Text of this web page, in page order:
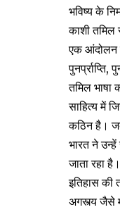
भविष्य के
काशी तमिल
एक आंदोलन
तमिल
साहित्य में
कठिन है।
भारत ने
जाता रहा
इतिहास की
अगस्त्य जैसे